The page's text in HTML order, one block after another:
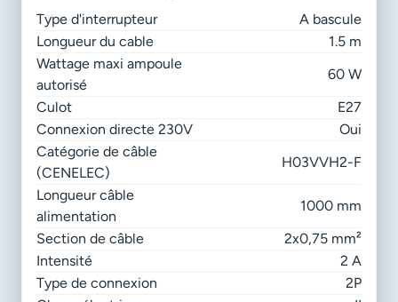
Type d'interrupteur
A bascule
Longueur du cable
1.5 m
Wattage maxi ampoule
autorisé
60 W
Culot
E27
Connexion directe 230V
Oui
Catégorie de câble
(CENELEC)
H03VVH2-F
Longueur câble
alimentation
1000 mm
Section de câble
2x0,75 mm²
Intensité
2 A
Type de connexion
2P